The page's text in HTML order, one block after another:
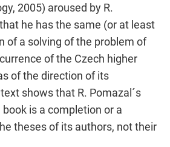
2005) aroused by R.
he has the same (or at least
of a solving of the problem of
of the Czech higher
of the direction of its
shows that R. Pomazal´s
is a completion or a
theses of its authors, not their